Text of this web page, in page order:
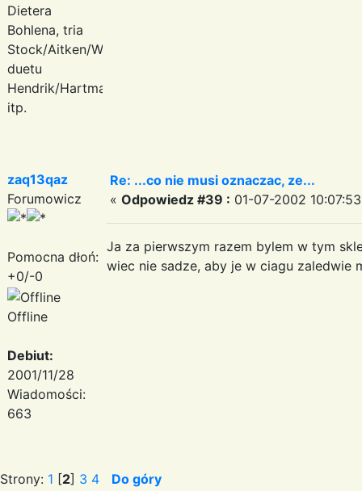
Dietera
Bohlena, tria
Stock/Aitken/Waterman,
duetu
Hendrik/Hartmann
itp.
zaq13qaz
Forumowicz
Pomocna dłoń:
+0/-0
Offline
Debiut:
2001/11/28
Wiadomości:
663
Re: ...co nie musi oznaczac, ze...
« Odpowiedz #39 : 01-07-2002
Ja za pierwszym razem bylem w tym
wiec nie sadze, aby je w ciagu
Strony: 1 [2] 3 4 Do góry